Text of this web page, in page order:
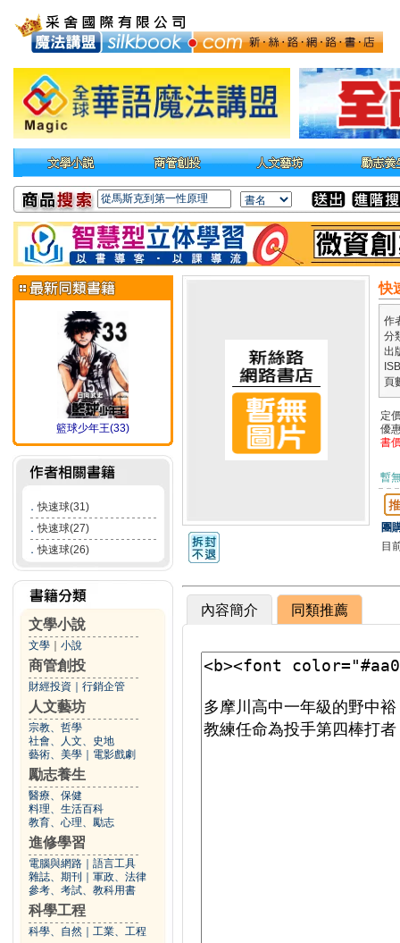
籃球少年王(33)
．快速球(31)
．快速球(27)
．快速球(26)
文學小說
文學 小說
商管創投
財經投資 行銷企管
人文藝坊
宗教、哲學
社會、人文、史地
藝術、美學
電影戲劇
勵志養生
醫療、保健
料理、生活百科
教育、心理、勵志
進修學習
電腦與網路
語言工具
雜誌、期刊
軍政、法律
參考、考試、教科用書
科學工程
科學、自然 工業、工程
快
作
分
出
頁
定
優
書
暫
團
目
內容簡介 同類推薦